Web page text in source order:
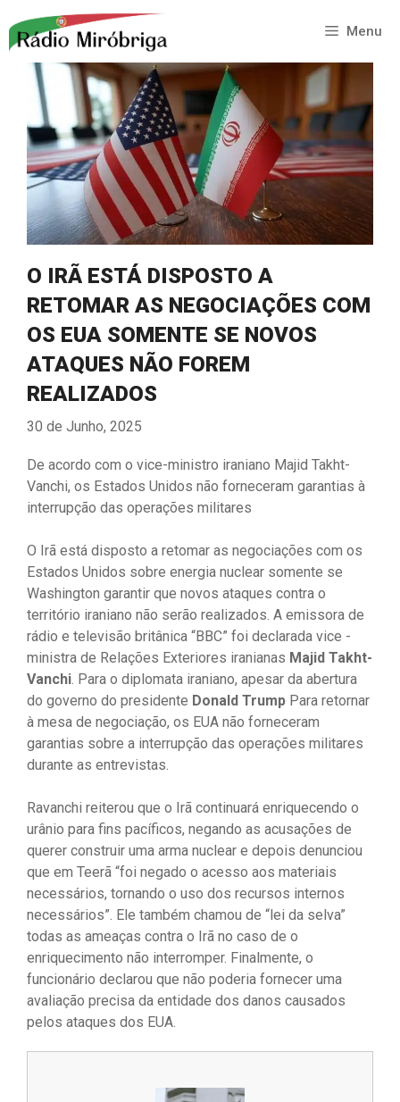
para
conteúdo
Menu
O IRÃ ESTÁ DISPOSTO A
RETOMAR AS NEGOCIAÇÕES COM
OS EUA SOMENTE SE NOVOS
ATAQUES NÃO FOREM
REALIZADOS
30 de Junho, 2025
De acordo com o vice-ministro iraniano Majid Takht-
Vanchi, os Estados Unidos não forneceram garantias à
interrupção das operações militares
O Irã está disposto a retomar as negociações com os
Estados Unidos sobre energia nuclear somente se
Washington garantir que novos ataques contra o
território iraniano não serão realizados. A emissora de
rádio e televisão britânica “BBC” foi declarada vice -
ministra de Relações Exteriores iranianas Majid Takht-
Vanchi. Para o diplomata iraniano, apesar da abertura
do governo do presidente Donald Trump Para retornar
à mesa de negociação, os EUA não forneceram
garantias sobre a interrupção das operações militares
durante as entrevistas.
Ravanchi reiterou que o Irã continuará enriquecendo o
urânio para fins pacíficos, negando as acusações de
querer construir uma arma nuclear e depois denunciou
que em Teerã “foi negado o acesso aos materiais
necessários, tornando o uso dos recursos internos
necessários”. Ele também chamou de “lei da selva”
todas as ameaças contra o Irã no caso de o
enriquecimento não interromper. Finalmente, o
funcionário declarou que não poderia fornecer uma
avaliação precisa da entidade dos danos causados ​​
pelos ataques dos EUA.